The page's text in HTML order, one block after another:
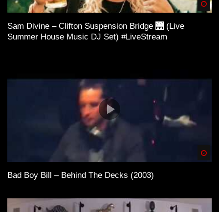
Sam Divine – Clifton Suspension Bridge 🌉 (Live
Summer House Music DJ Set) #LiveStream
Bad Boy Bill – Behind The Decks (2003)